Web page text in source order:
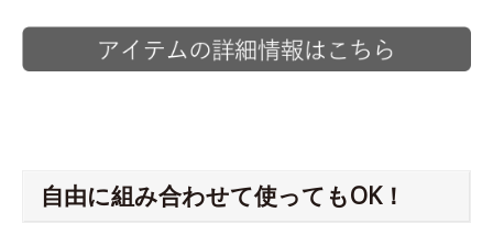
自由に組み合わせて使ってもOK！